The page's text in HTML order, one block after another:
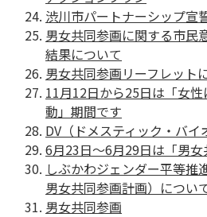
渋川市パートナーシップ宣
男女共同参画に関する市民
結果について
男女共同参画リーフレット
11月12日から25日は「女
動」期間です
DV（ドメスティック・バイ
6月23日～6月29日は「男
しぶかわジェンダー平等推
男女共同参画計画）につい
男女共同参画